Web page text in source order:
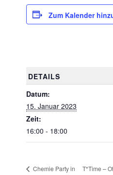
Zum Kalender
DETAILS
Datum:
15. Januar 2023
Zeit:
16:00 - 18:00
Chemie Party in
T*Time –